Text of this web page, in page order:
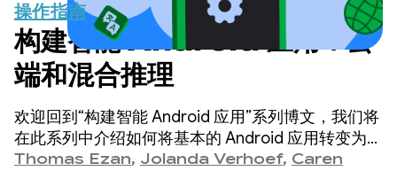
操作指南
构建智能 Android 应用：云
端和混合推理
欢迎回到“构建智能 Android 应用”系列博文，我们将
在此系列中介绍如何将基本的 Android 应用转变为个
性化、智能化的智能体体验。
Thomas Ezan, Jolanda Verhoef, Caren